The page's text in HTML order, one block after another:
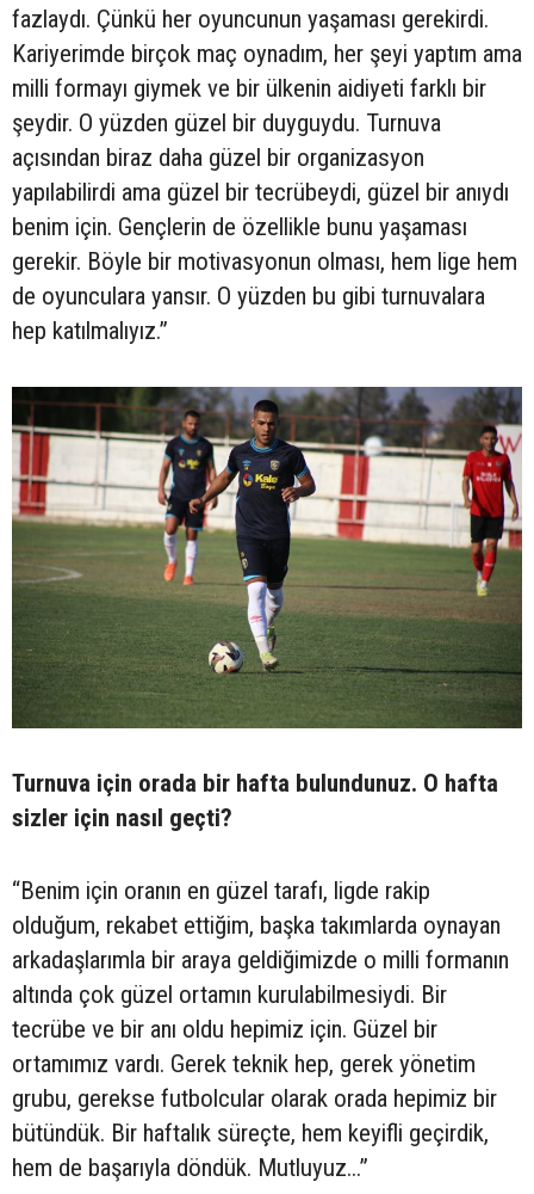
fazlaydı. Çünkü her oyuncunun yaşaması gerekirdi.
Kariyerimde birçok maç oynadım, her şeyi yaptım ama
milli formayı giymek ve bir ülkenin aidiyeti farklı bir
şeydir. O yüzden güzel bir duyguydu. Turnuva
açısından biraz daha güzel bir organizasyon
yapılabilirdi ama güzel bir tecrübeydi, güzel bir anıydı
benim için. Gençlerin de özellikle bunu yaşaması
gerekir. Böyle bir motivasyonun olması, hem lige hem
de oyunculara yansır. O yüzden bu gibi turnuvalara
hep katılmalıyız.”
Turnuva için orada bir hafta bulundunuz. O hafta
sizler için nasıl geçti?
“Benim için oranın en güzel tarafı, ligde rakip
olduğum, rekabet ettiğim, başka takımlarda oynayan
arkadaşlarımla bir araya geldiğimizde o milli formanın
altında çok güzel ortamın kurulabilmesiydi. Bir
tecrübe ve bir anı oldu hepimiz için. Güzel bir
ortamımız vardı. Gerek teknik hep, gerek yönetim
grubu, gerekse futbolcular olarak orada hepimiz bir
bütündük. Bir haftalık süreçte, hem keyifli geçirdik,
hem de başarıyla döndük. Mutluyuz...”